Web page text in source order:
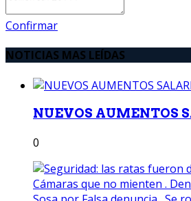
Confirmar
NOTICIAS MAS LEÍDAS
NUEVOS AUMENTOS
0